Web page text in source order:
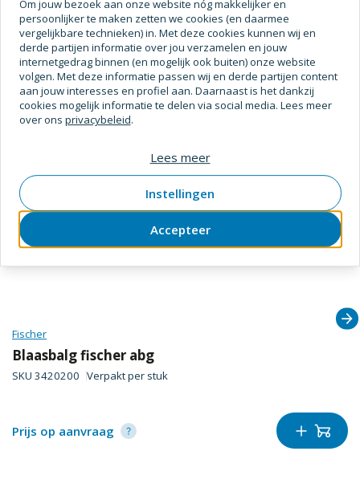
Documenten en downloads
Product URLS
Webpagina https://www.fischer.nl/nl-nl
Fischer
Blaasbalg fischer abg
SKU 3420200 Verpakt per stuk
Prijs op aanvraag
Om jouw bezoek aan onze website nóg makkelijker en
persoonlijker te maken zetten we cookies (en daarmee
vergelijkbare technieken) in. Met deze cookies kunnen wij en
derde partijen informatie over jou verzamelen en jouw
internetgedrag binnen (en mogelijk ook buiten) onze website
volgen. Met deze informatie passen wij en derde partijen content
aan jouw interesses en profiel aan. Daarnaast is het dankzij
cookies mogelijk informatie te delen via social media. Lees meer
over ons privacybeleid.
Accepteer
Instellingen
Lees meer